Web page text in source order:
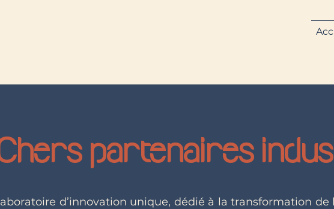
partenaires
d’innovation unique, dédié à la transformation